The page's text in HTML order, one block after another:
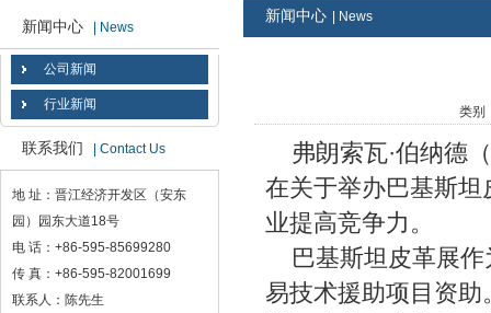
新闻中心 | News
公司新闻
行业新闻
联系我们 | Contact Us
地 址：晋江经济开发区（安东
园）园东大道18号
电 话：+86-595-85699280
传 真：+86-595-82001699
联系人：陈先生
新闻中心 | News
类别
弗朗索瓦·伯纳德
在关于举办巴基斯
业提高竞争力。
巴基斯坦皮革展作
易技术援助项目资